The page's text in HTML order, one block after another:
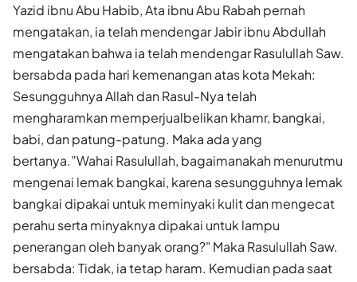
Yazid ibnu Abu Habib, Ata ibnu Abu Rabah pernah
mengatakan, ia telah mendengar Jabir ibnu Abdullah
mengatakan bahwa ia telah mendengar Rasulullah Saw.
bersabda pada hari kemenangan atas kota Mekah:
Sesungguhnya Allah dan Rasul-Nya telah
mengharamkan memper­jualbelikan khamr, bangkai,
babi, dan patung-patung. Maka ada yang
bertanya.”Wahai Rasulullah, bagaimanakah menurutmu
mengenai lemak bangkai, karena sesungguhnya lemak
bangkai dipakai untuk meminyaki kulit dan mengecat
perahu serta minyaknya dipakai untuk lampu
penerangan oleh banyak orang?" Maka Rasulullah Saw.
bersabda: Tidak, ia tetap haram. Kemudian pada saat